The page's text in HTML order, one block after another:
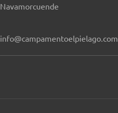
Navamorcuende
info@campamentoelpielago.com